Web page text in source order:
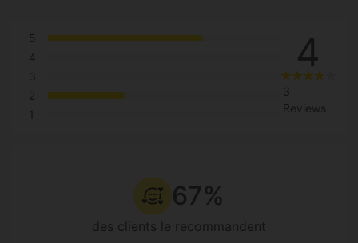
5
4
3
2
1
4
3
Reviews
67%
des clients le recommandent